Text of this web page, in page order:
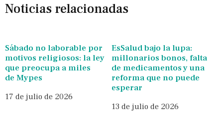
Noticias relacionadas
Sábado no laborable por
motivos religiosos: la ley
que preocupa a miles
de Mypes
17 de julio de 2026
EsSalud bajo la lupa:
millonarios bonos, falta
de medicamentos y una
reforma que no puede
esperar
13 de julio de 2026